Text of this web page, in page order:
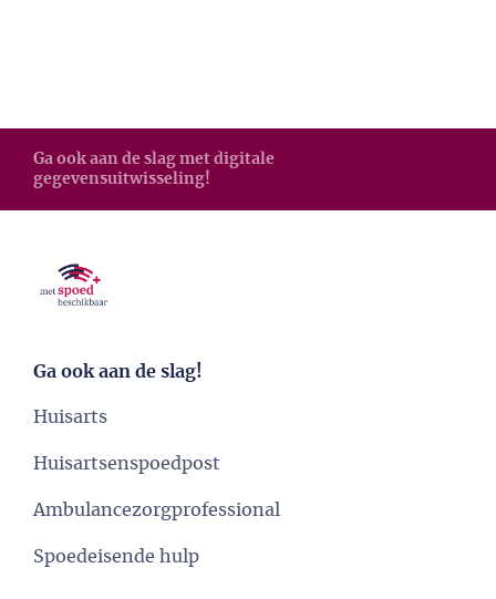
Ga ook aan de slag met digitale
gegevensuitwisseling!
Ga ook aan de slag!
Huisarts
Huisartsenspoedpost
Ambulancezorgprofessional
Spoedeisende hulp